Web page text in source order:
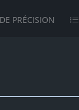
PRÉCISION